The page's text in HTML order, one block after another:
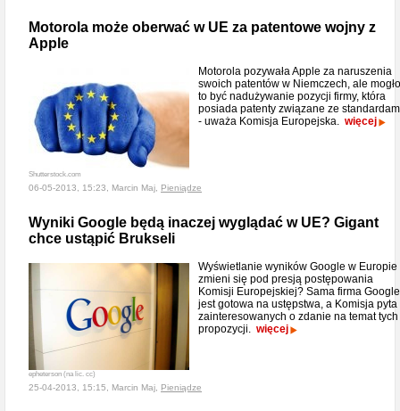
Motorola może oberwać w UE za patentowe wojny z
Apple
Shutterstock.com
Motorola pozywała Apple za naruszenia
swoich patentów w Niemczech, ale mogło
to być nadużywanie pozycji firmy, która
posiada patenty związane ze
- uważa Komisja Europejska. więcej
06-05-2013, 15:23, Marcin Maj, Pieniądze
Wyniki Google będą inaczej wyglądać w UE? Gigant
chce ustąpić Brukseli
epheterson (na lic. cc)
Wyświetlanie wyników Google w Europie
zmieni się pod presją postępowania
Komisji Europejskiej? Sama firma Google
jest gotowa na ustępstwa, a Komisja pyta
zainteresowanych o zdanie na temat tych
propozycji. więcej
25-04-2013, 15:15, Marcin Maj, Pieniądze